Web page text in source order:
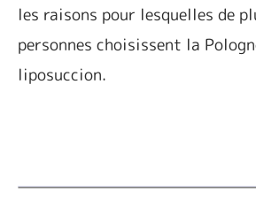
les raisons pour lesquelles de
personnes choisissent la
liposuccion.